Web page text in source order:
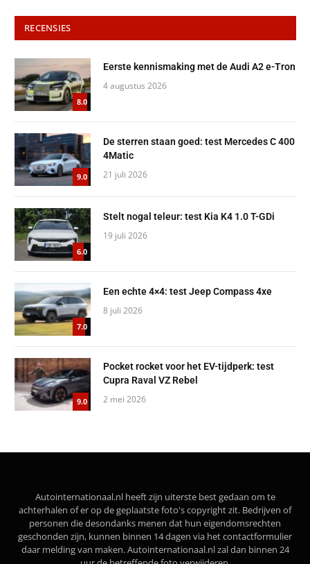
RECENSIES
8.0
Eerste kennismaking met de Audi A2 e-Tron
4 augustus 2026
9.0
De sterren staan goed: test Mercedes C 400
4Matic
21 juli 2026
6.0
Stelt nogal teleur: test Kia K4 1.0 T-GDi
19 juli 2026
7.0
Een echte 4×4: test Jeep Compass 4xe
8 juli 2026
9.0
Pocket rocket voor het EV-tijdperk: test
Cupra Raval VZ Rebel
2 mei 2026
Autointernationaal.nl heeft zijn uiterste best gedaan om te
achterhalen of er op de geplaatste foto's copyright zit. Bedrijven of
personen die desondanks menen dat hun eigendomsrechten
geschonden zijn, kunnen binnen 14 dagen via het contactformulier
daar melding van maken. Autointernationaal.nl zal dan binnen 24